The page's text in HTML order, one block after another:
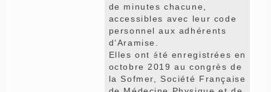
de minutes chacune,
accessibles avec leur code
personnel aux adhérents
d’Aramise.
Elles ont été enregistrées en
octobre 2019 au congrès de
la Sofmer, Société Française